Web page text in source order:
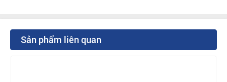
Sản phẩm liên quan